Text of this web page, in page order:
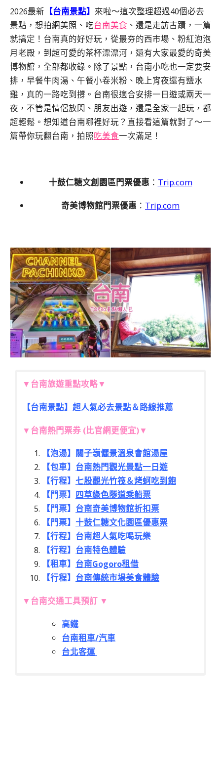
2026最新 【台南景點】 來啦～這次整理超過40個必去
景點，想拍網美照、吃台南美食 、還是走訪古蹟，一篇
就搞定！台南真的好好玩，從最夯的西市場、粉紅泡泡
月老殿，到超可愛的茶杯漂漂河，還有大家最愛的奇美
博物館，全部都收錄。除了景點，台南小吃也一定要安
排，早餐牛肉湯、午餐小卷米粉、晚上宵夜還有鹽水
雞，真的一路吃到撐。台南很適合安排一日遊或兩天一
夜，不管是情侶放閃、朋友出遊，還是全家一起玩，都
超輕鬆。想知道台南哪裡好玩？直接看這篇就對了～一
篇帶你玩翻台南，拍照吃美食一次滿足！
十鼓仁糖文創園區門票優惠 ： Trip.com
奇美博物館門票優惠 ： Trip.com
▼台南旅遊重點攻略▼
【台南景點】超人氣必去景點＆路線推薦
▼台南熱門票券 (比官網更便宜)▼
【泡湯】 關子嶺儷景溫泉會館湯屋
【包車】 台南熱門觀光景點一日遊
【行程】 七股觀光竹筏＆烤蚵吃到飽
【門票】 四草綠色隧道乘船票
【門票】 台南奇美博物館折扣票
【門票】 十鼓仁糖文化園區優惠票
【行程】 台南超人氣吃喝玩樂
【行程】 台南特色體驗
【租車】 台南Gogoro租借
【行程】 台南傳統市場美食體驗
▼ 台南交通工具預訂 ▼
高鐵
台南租車/汽車
台北客運